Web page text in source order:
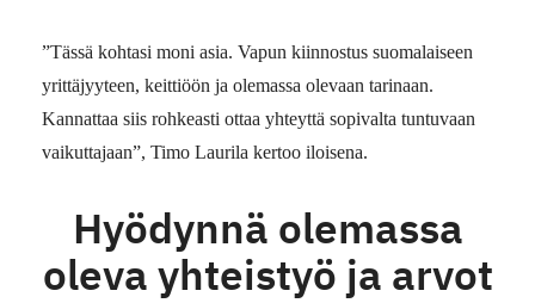
”Tässä kohtasi moni asia. Vapun kiinnostus suomalaiseen
yrittäjyyteen, keittiöön ja olemassa olevaan tarinaan.
Kannattaa siis rohkeasti ottaa yhteyttä sopivalta tuntuvaan
vaikuttajaan”, Timo Laurila kertoo iloisena.
Hyödynnä olemassa
oleva yhteistyö ja arvot